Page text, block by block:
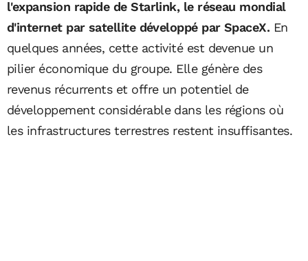
l'expansion rapide de Starlink, le réseau mondial
d'internet par satellite développé par SpaceX. En
quelques années, cette activité est devenue un
pilier économique du groupe. Elle génère des
revenus récurrents et offre un potentiel de
développement considérable dans les régions où
les infrastructures terrestres restent insuffisantes.